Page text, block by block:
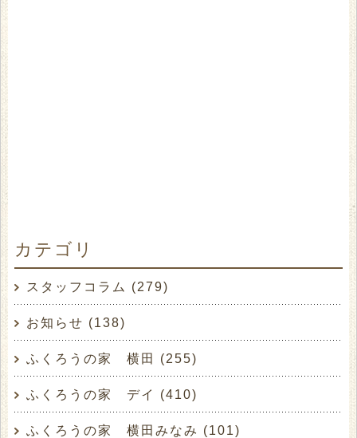
カテゴリ
スタッフコラム (279)
お知らせ (138)
ふくろうの家 横田 (255)
ふくろうの家 デイ (410)
ふくろうの家 横田みなみ (101)